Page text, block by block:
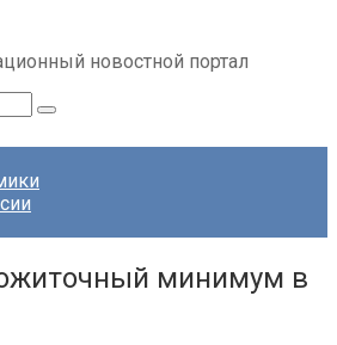
новостной портал
минимум в